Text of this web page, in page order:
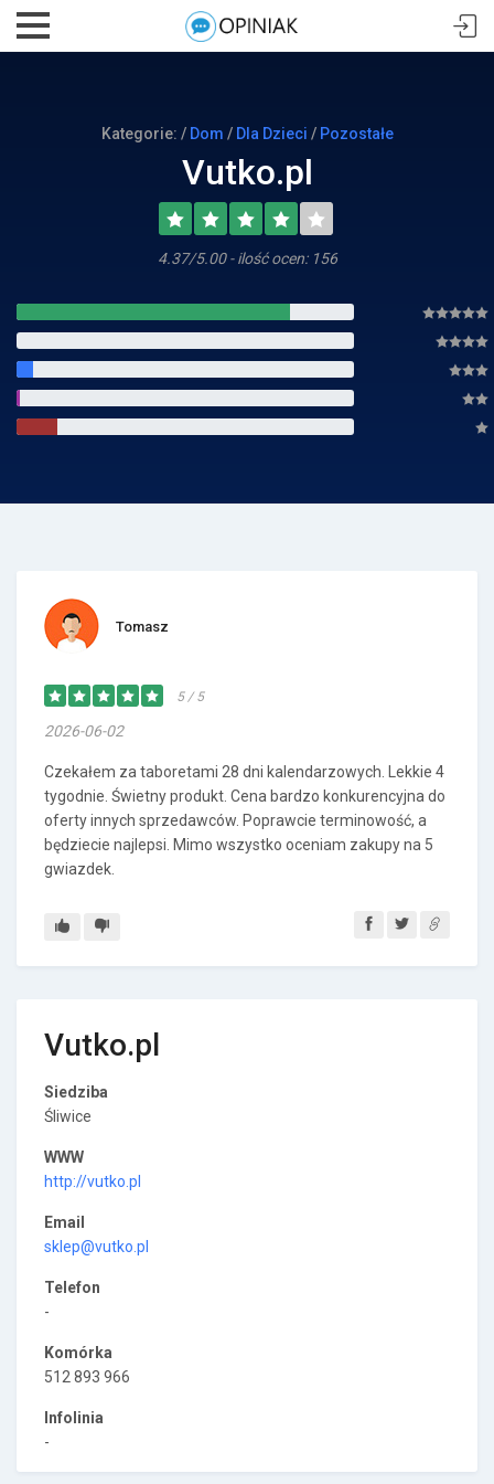
Kategorie: / Dom / Dla Dzieci / Pozostałe
Vutko.pl
4.37/5.00 - ilość ocen: 156
Tomasz
5 / 5
2026-06-02
Czekałem za taboretami 28 dni kalendarzowych. Lekkie 4
tygodnie. Świetny produkt. Cena bardzo konkurencyjna do
oferty innych sprzedawców. Poprawcie terminowość, a
będziecie najlepsi. Mimo wszystko oceniam zakupy na 5
gwiazdek.
Vutko.pl
Siedziba
Śliwice
WWW
http://vutko.pl
Email
sklep@vutko.pl
Telefon
-
Komórka
512 893 966
Infolinia
-